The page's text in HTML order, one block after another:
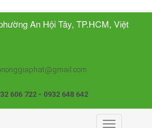
An Hội Tây, TP.HCM, Việt
606 722 - 0932 648 642
Toggle